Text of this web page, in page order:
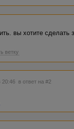
вы хотите
ветку
20:46 в ответ на #2